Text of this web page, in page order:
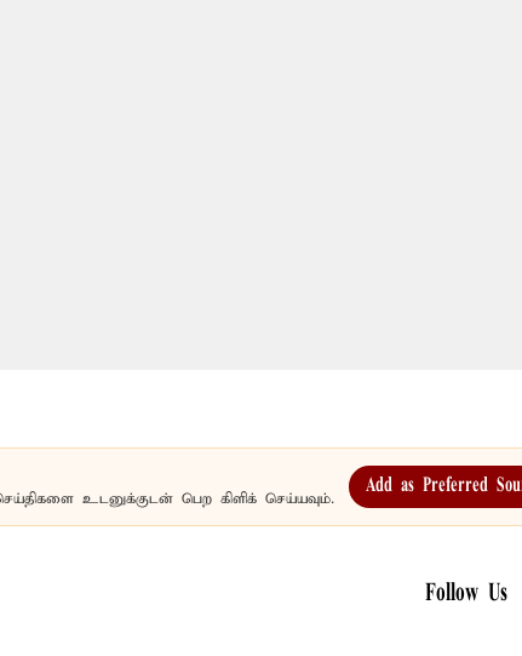
உடனுக்குடன் பெற கிளிக் செய்யவும்.
Add as Preferred
Follow Us